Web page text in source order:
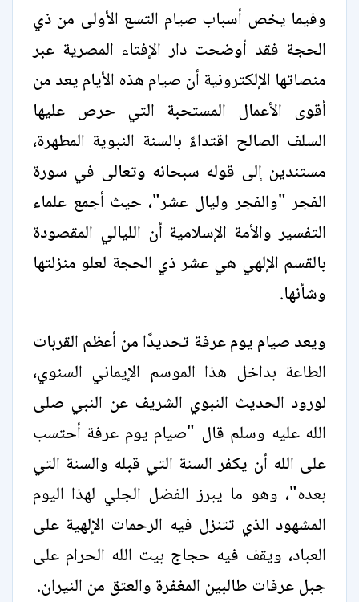
وفيما يخص أسباب صيام التسع الأولى من ذي
الحجة فقد أوضحت دار الإفتاء المصرية عبر
منصاتها الإلكترونية أن صيام هذه الأيام يعد من
أقوى الأعمال المستحبة التي حرص عليها
السلف الصالح اقتداءً بالسنة النبوية المطهرة،
مستندين إلى قوله سبحانه وتعالى في سورة
الفجر "والفجر وليال عشر"، حيث أجمع علماء
التفسير والأمة الإسلامية أن الليالي المقصودة
بالقسم الإلهي هي عشر ذي الحجة لعلو منزلتها
وشأنها.
ويعد صيام يوم عرفة تحديدًا من أعظم القربات
الطاعة بداخل هذا الموسم الإيماني السنوي،
لورود الحديث النبوي الشريف عن النبي صلى
الله عليه وسلم قال "صيام يوم عرفة أحتسب
على الله أن يكفر السنة التي قبله والسنة التي
بعده"، وهو ما يبرز الفضل الجلي لهذا اليوم
المشهود الذي تتنزل فيه الرحمات الإلهية على
العباد، ويقف فيه حجاج بيت الله الحرام على
جبل عرفات طالبين المغفرة والعتق من النيران.